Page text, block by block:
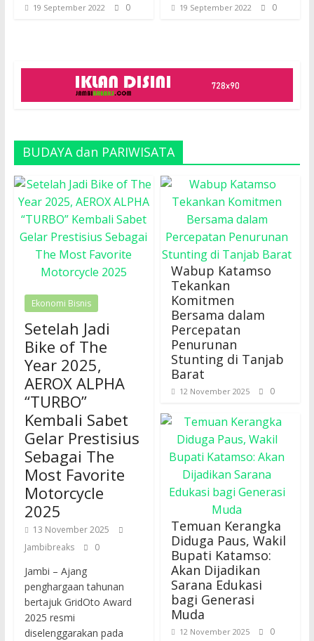
19 September 2022 0 19 September 2022 0
BUDAYA dan PARIWISATA
Ekonomi Bisnis
Setelah Jadi
Bike of The
Year 2025,
AEROX ALPHA
“TURBO”
Kembali Sabet
Gelar Prestisius
Sebagai The
Most Favorite
Motorcycle
2025
13 November 2025
Jambibreaks
0
Jambi – Ajang
penghargaan tahunan
bertajuk GridOto Award
2025 resmi
diselenggarakan pada
Wabup Katamso
Tekankan
Komitmen
Bersama dalam
Percepatan
Penurunan
Stunting di Tanjab
Barat
12 November 2025 0
Temuan Kerangka
Diduga Paus, Wakil
Bupati Katamso:
Akan Dijadikan
Sarana Edukasi
bagi Generasi
Muda
12 November 2025 0